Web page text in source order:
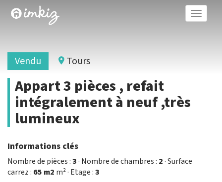
Toggle
Vendu Tours
Appart 3 pièces , refait
intégralement à neuf ,très
lumineux
Informations clés
Nombre de pièces :3· Nombre de chambres : 2· Surface
carrez : 65 m2 m² · Etage :3